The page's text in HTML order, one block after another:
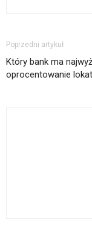
Poprzedni artykuł
Który bank ma
oprocentowanie